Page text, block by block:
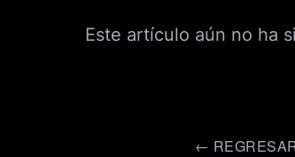
Este artículo aún no ha
←